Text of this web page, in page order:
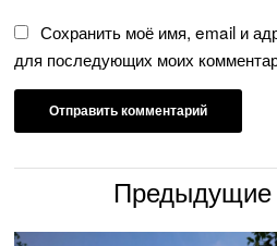
Сохранить моё имя, email и
для последующих моих
Предыдущие